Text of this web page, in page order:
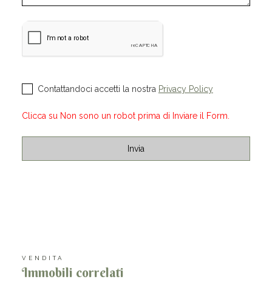
Contattandoci accetti la nostra Privacy Policy
Clicca su Non sono un robot prima di Inviare il Form.
VENDITA
Immobili correlati